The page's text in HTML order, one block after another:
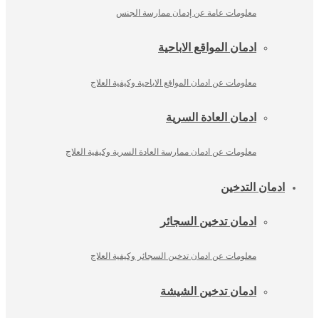
معلومات عامة عن إدمان ممارسة الجنس
ادمان المواقع الاباحية
معلومات عن ادمان المواقع الاباحية وكيفية العلاج
ادمان العادة السرية
معلومات عن ادمان ممارسة العادة السرية وكيفية العلاج
ادمان التدخين
ادمان تدخين السجائر
معلومات عن ادمان تدخين السجائر وكيفية العلاج
ادمان تدخين الشيشة